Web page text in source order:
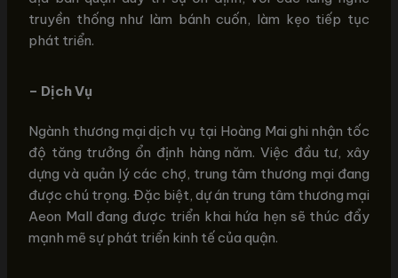
truyền thống như làm bánh cuốn, làm kẹo tiếp tục
phát triển.
– Dịch Vụ
Ngành thương mại dịch vụ tại Hoàng Mai ghi nhận tốc
độ tăng trưởng ổn định hàng năm. Việc đầu tư, xây
dựng và quản lý các chợ, trung tâm thương mại đang
được chú trọng. Đặc biệt, dự án trung tâm thương mại
Aeon Mall đang được triển khai hứa hẹn sẽ thúc đẩy
mạnh mẽ sự phát triển kinh tế của quận.